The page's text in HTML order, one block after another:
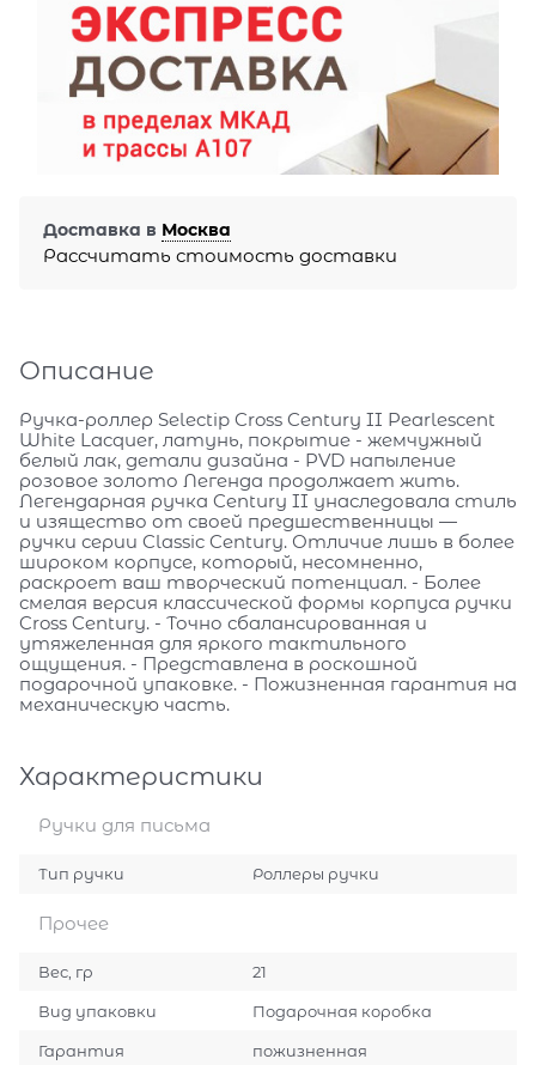
Доставка в Москва
Рассчитать стоимость доставки
Описание
Ручка-роллер Selectip Cross Century II Pearlescent
White Lacquer, латунь, покрытие - жемчужный
белый лак, детали дизайна - PVD напыление
розовое золото Легенда продолжает жить.
Легендарная ручка Century II унаследовала стиль
и изящество от своей предшественницы —
ручки серии Classic Century. Отличие лишь в более
широком корпусе, который, несомненно,
раскроет ваш творческий потенциал. - Более
смелая версия классической формы корпуса ручки
Cross Century. - Точно сбалансированная и
утяжеленная для яркого тактильного
ощущения. - Представлена в роскошной
подарочной упаковке. - Пожизненная гарантия на
механическую часть.
Характеристики
Ручки для письма
Тип ручки Роллеры ручки
Прочее
Вес, гр 21
Вид упаковки Подарочная коробка
Гарантия пожизненная